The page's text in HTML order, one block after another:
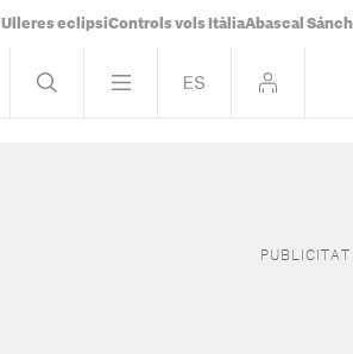
Ulleres eclipsiControls vols ItàliaAbascal